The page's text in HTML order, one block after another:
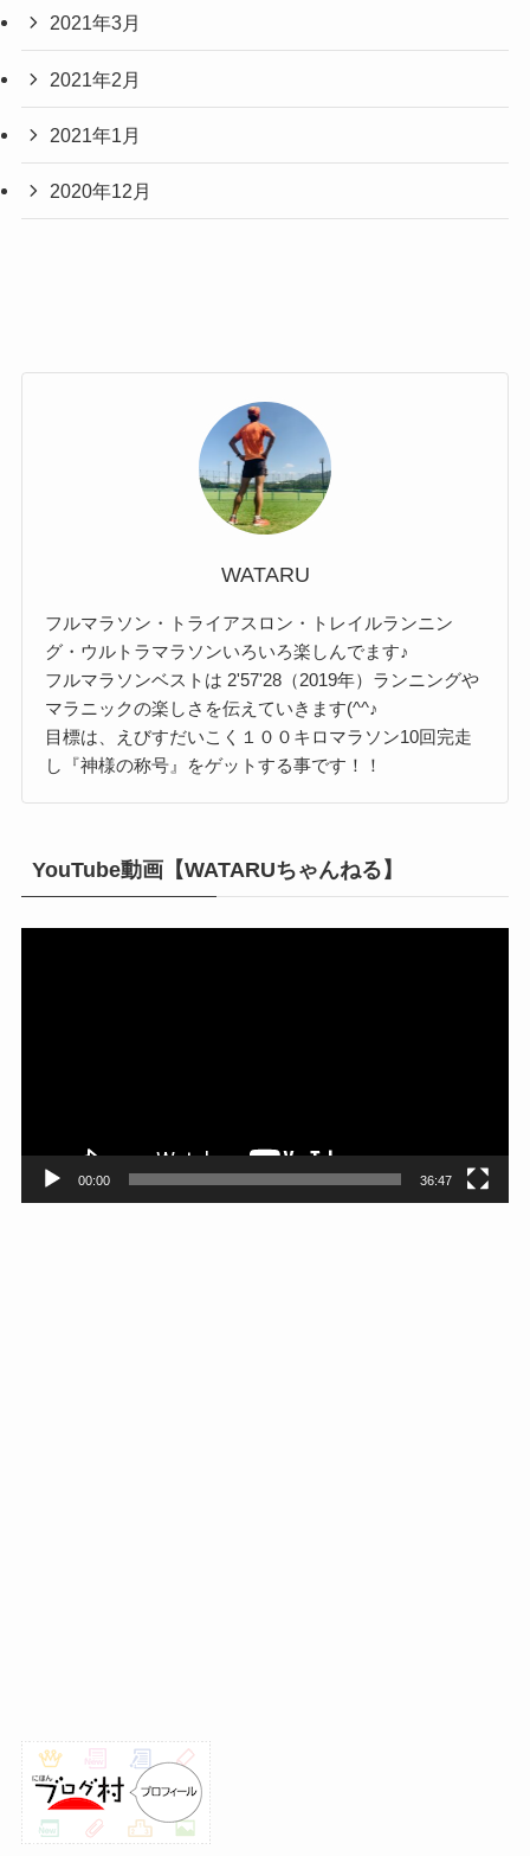
2021年3月
2021年2月
2021年1月
2020年12月
WATARU
フルマラソン・トライアスロン・トレイルランニン
グ・ウルトラマラソンいろいろ楽しんでます♪
フルマラソンベストは 2'57'28（2019年）ランニングや
マラニックの楽しさを伝えていきます(^^♪
目標は、えびすだいこく１００キロマラソン10回完走
し『神様の称号』をゲットする事です！！
YouTube動画【WATARUちゃんねる】
00:00 36:47